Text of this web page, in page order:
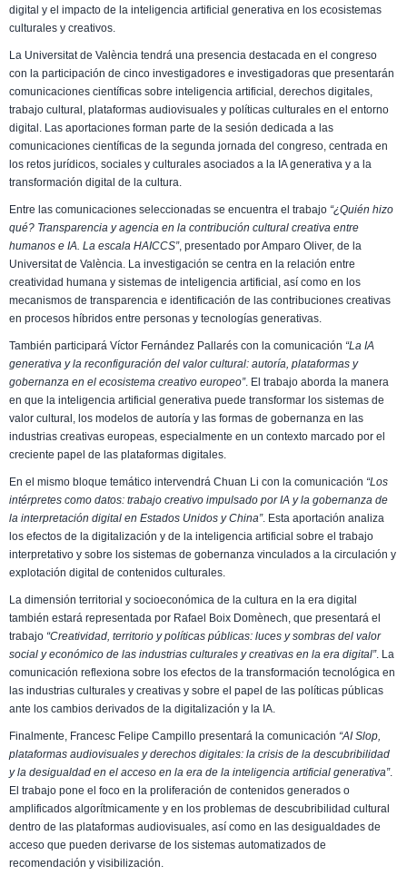
digital y el impacto de la inteligencia artificial generativa en los ecosistemas
culturales y creativos.
La Universitat de València tendrá una presencia destacada en el congreso
con la participación de cinco investigadores e investigadoras que presentarán
comunicaciones científicas sobre inteligencia artificial, derechos digitales,
trabajo cultural, plataformas audiovisuales y políticas culturales en el entorno
digital. Las aportaciones forman parte de la sesión dedicada a las
comunicaciones científicas de la segunda jornada del congreso, centrada en
los retos jurídicos, sociales y culturales asociados a la IA generativa y a la
transformación digital de la cultura.
Entre las comunicaciones seleccionadas se encuentra el trabajo “¿Quién hizo
qué? Transparencia y agencia en la contribución cultural creativa entre
humanos e IA. La escala HAICCS”, presentado por Amparo Oliver, de la
Universitat de València. La investigación se centra en la relación entre
creatividad humana y sistemas de inteligencia artificial, así como en los
mecanismos de transparencia e identificación de las contribuciones creativas
en procesos híbridos entre personas y tecnologías generativas.
También participará Víctor Fernández Pallarés con la comunicación “La IA
generativa y la reconfiguración del valor cultural: autoría, plataformas y
gobernanza en el ecosistema creativo europeo”. El trabajo aborda la manera
en que la inteligencia artificial generativa puede transformar los sistemas de
valor cultural, los modelos de autoría y las formas de gobernanza en las
industrias creativas europeas, especialmente en un contexto marcado por el
creciente papel de las plataformas digitales.
En el mismo bloque temático intervendrá Chuan Li con la comunicación “Los
intérpretes como datos: trabajo creativo impulsado por IA y la gobernanza de
la interpretación digital en Estados Unidos y China”. Esta aportación analiza
los efectos de la digitalización y de la inteligencia artificial sobre el trabajo
interpretativo y sobre los sistemas de gobernanza vinculados a la circulación y
explotación digital de contenidos culturales.
La dimensión territorial y socioeconómica de la cultura en la era digital
también estará representada por Rafael Boix Domènech, que presentará el
trabajo “Creatividad, territorio y políticas públicas: luces y sombras del valor
social y económico de las industrias culturales y creativas en la era digital”. La
comunicación reflexiona sobre los efectos de la transformación tecnológica en
las industrias culturales y creativas y sobre el papel de las políticas públicas
ante los cambios derivados de la digitalización y la IA.
Finalmente, Francesc Felipe Campillo presentará la comunicación “AI Slop,
plataformas audiovisuales y derechos digitales: la crisis de la descubribilidad
y la desigualdad en el acceso en la era de la inteligencia artificial generativa”.
El trabajo pone el foco en la proliferación de contenidos generados o
amplificados algorítmicamente y en los problemas de descubribilidad cultural
dentro de las plataformas audiovisuales, así como en las desigualdades de
acceso que pueden derivarse de los sistemas automatizados de
recomendación y visibilización.